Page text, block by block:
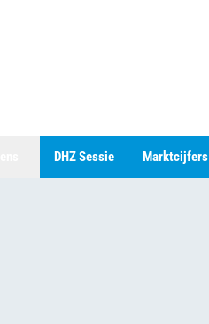
DHZ Sessie Marktcijfers